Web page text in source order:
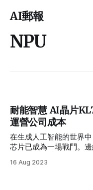
AI郵報
NPU
耐能智慧 AI晶片
運營公司成本
在生成人工智能的世界
芯片已成為一場戰鬥。
名為KL730，為運行大
16 Aug 2023